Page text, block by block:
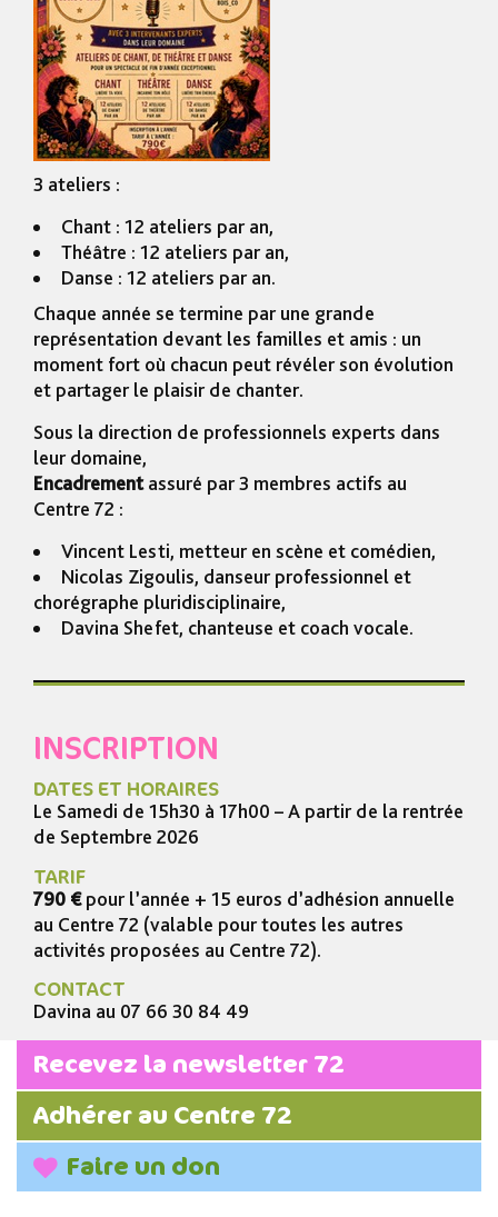
3 ateliers :
Chant : 12 ateliers par an,
Théâtre : 12 ateliers par an,
Danse : 12 ateliers par an.
Chaque année se termine par une grande
représentation devant les familles et amis : un
moment fort où chacun peut révéler son évolution
et partager le plaisir de chanter.
Sous la direction de professionnels experts dans
leur domaine,
Encadrementassuré par 3 membres actifs au
Centre 72 :
Vincent Lesti, metteur en scène et comédien,
Nicolas Zigoulis, danseur professionnel et
chorégraphe pluridisciplinaire,
Davina Shefet, chanteuse et coach vocale.
INSCRIPTION
DATES ET HORAIRES
Le Samedi de 15h30 à 17h00 – A partir de la rentrée
de Septembre 2026
TARIF
790 €pour l’année + 15 euros d’adhésion annuelle
au Centre 72 (valable pour toutes les autres
activités proposées au Centre 72).
CONTACT
Davina au 07 66 30 84 49
Recevez la newsletter 72
Adhérer au Centre 72
Faire un don